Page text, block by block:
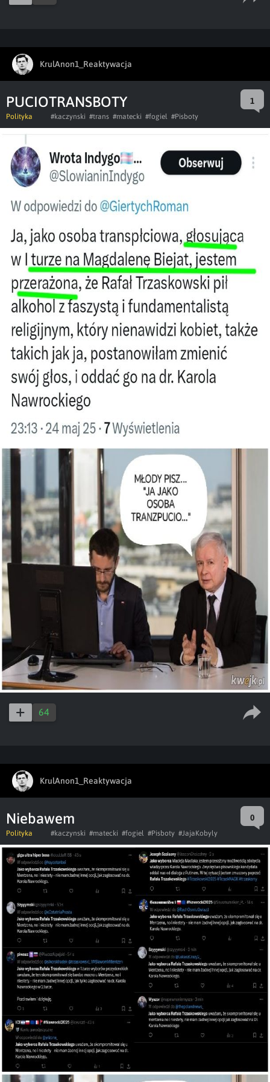
KrulAnon1_Reaktywacja
PUCIOTRANSBOTY 1
Polityka #kaczynski #trans #matecki #fogiel #Pisboty
64
KrulAnon1_Reaktywacja
Niebawem 0
Polityka #kaczynski #matecki #fogiel #Pisboty #JajaKobyly